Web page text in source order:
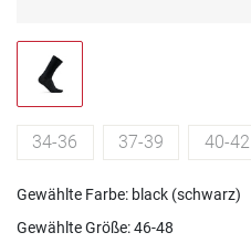
34-36 37-39 40-42
Gewählte Farbe: black (schwarz)
Gewählte Größe:46-48